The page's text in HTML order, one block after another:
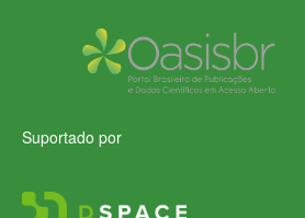
Suportado por